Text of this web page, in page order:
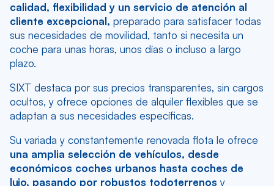
calidad, flexibilidad y un servicio de atención al
cliente excepcional, preparado para satisfacer todas
sus necesidades de movilidad, tanto si necesita un
coche para unas horas, unos días o incluso a largo
plazo.
SIXT destaca por sus precios transparentes, sin cargos
ocultos, y ofrece opciones de alquiler flexibles que se
adaptan a sus necesidades específicas.
Su variada y constantemente renovada flota le ofrece
una amplia selección de vehículos, desde
económicos coches urbanos hasta coches de
lujo, pasando por robustos todoterrenos y